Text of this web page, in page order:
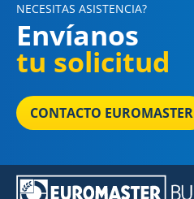
NECESITAS ASISTENCIA?
Envíanos
tu solicitud
CONTACTO EUROMASTER